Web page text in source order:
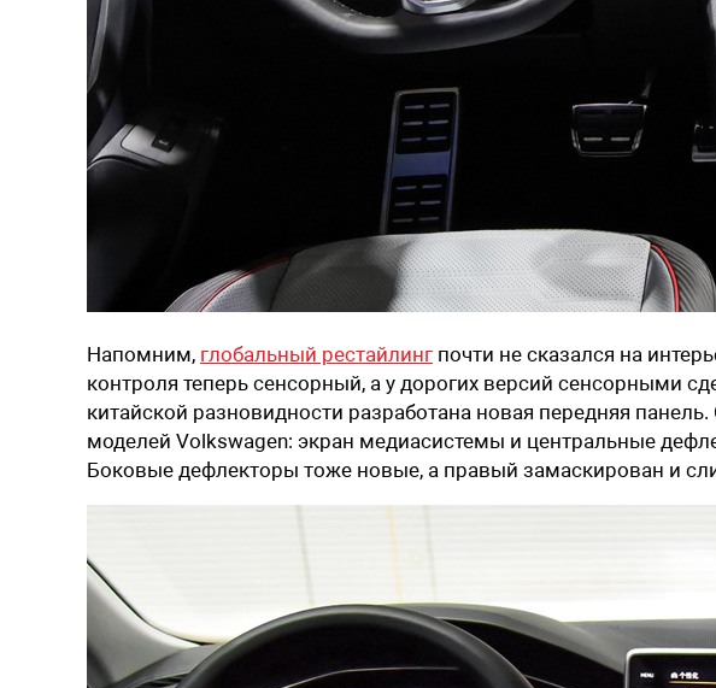
Напомним, глобальный рестайлинг почти не сказался на
контроля теперь сенсорный, а у дорогих версий сенсорными
китайской разновидности разработана новая передняя
моделей Volkswagen: экран медиасистемы и центральные
Боковые дефлекторы тоже новые, а правый замаскирован и